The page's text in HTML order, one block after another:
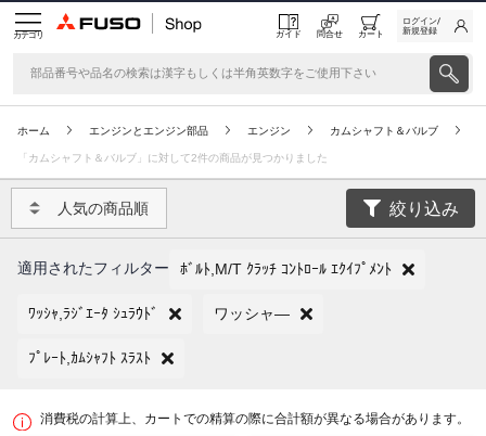
カテゴリ ガイド 問合せ カート
ログイン/
新規登録
ホーム エンジンとエンジン部品 エンジン カムシャフト＆バルブ
「カムシャフト＆バルブ」に対して2件の商品が見つかりました
人気の商品順 絞り込み
適用されたフィルター ﾎﾞﾙﾄ,M/T ｸﾗｯﾁ ｺﾝﾄﾛｰﾙ ｴｸｲﾌﾟﾒﾝﾄ
ﾜｯｼｬ,ﾗｼﾞｴｰﾀ ｼｭﾗｳﾄﾞ ワッシャ―
ﾌﾟﾚｰﾄ,ｶﾑｼｬﾌﾄ ｽﾗｽﾄ
消費税の計算上、カートでの精算の際に合計額が異なる場合があります。